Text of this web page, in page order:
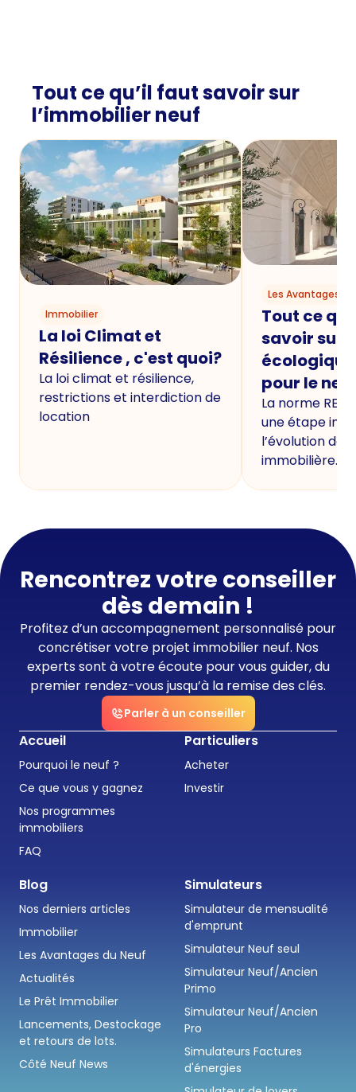
Tout ce qu’il faut savoir sur
l’immobilier neuf
Immobilier
La loi Climat et
Résilience , c'est quoi?
La loi climat et résilience,
restrictions et interdiction de
location
Les Avantages
Tout ce
savoir sur
écologique
pour le
La norme
une étape
l’évolution de
immobilière.
Rencontrez votre conseiller
dès demain !
Profitez d’un accompagnement personnalisé pour
concrétiser votre projet immobilier neuf. Nos
experts sont à votre écoute pour vous guider, du
premier rendez-vous jusqu’à la remise des clés.
Parler à un conseiller
Accueil
Pourquoi le neuf ?
Ce que vous y gagnez
Nos programmes
immobiliers
FAQ
Particuliers
Acheter
Investir
Blog
Nos derniers articles
Immobilier
Les Avantages du Neuf
Actualités
Le Prêt Immobilier
Lancements, Destockage
et retours de lots.
Côté Neuf News
Simulateurs
Simulateur de mensualité
d'emprunt
Simulateur Neuf seul
Simulateur Neuf/Ancien
Primo
Simulateur Neuf/Ancien
Pro
Simulateurs Factures
d'énergies